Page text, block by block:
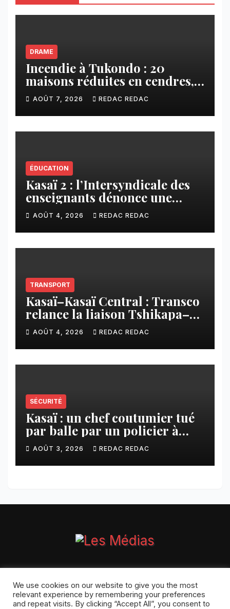
DRAME
Incendie à Tukondo : 20
maisons réduites en cendres,
plusieurs familles sans abri
AOÛT 7, 2026 REDAC REDAC
ÉDUCATION
Kasaï 2 : l’Intersyndicale des
enseignants dénonce une
contribution financière
imposée aux écoles de la
CNCA
AOÛT 4, 2026 REDAC REDAC
TRANSPORT
Kasaï–Kasaï Central : Transco
relance la liaison Tshikapa–
Tshiamu pour faciliter les
échanges
AOÛT 4, 2026 REDAC REDAC
SÉCURITÉ
Kasaï : un chef coutumier tué
par balle par un policier à
Kamuesha, la tension monte
AOÛT 3, 2026 REDAC REDAC
Proudly powered by WordPress| Theme:Pulse Newsby
Themeansar.
We use cookies on our website to give you the most
relevant experience by remembering your preferences
and repeat visits. By clicking “Accept All”, you consent to